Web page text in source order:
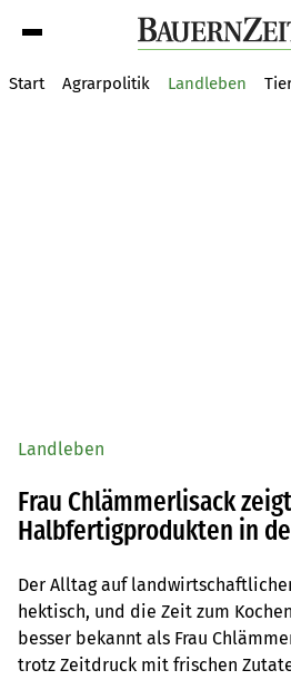
Start Agrarpolitik Landleben
Landleben
Frau Chlämmerlisack
Halbfertigprodukten in
Der Alltag auf
hektisch, und die Zeit zum
besser bekannt als Frau
trotz Zeitdruck mit frischen